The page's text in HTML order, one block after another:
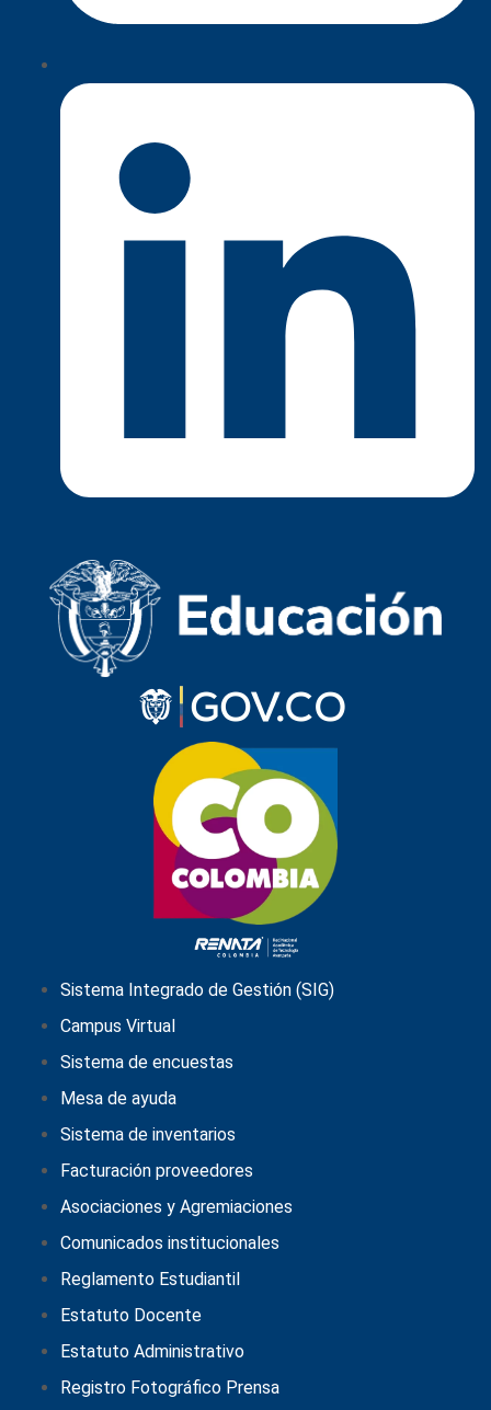
Sistema Integrado de Gestión (SIG)
Campus Virtual
Sistema de encuestas
Mesa de ayuda
Sistema de inventarios
Facturación proveedores
Asociaciones y Agremiaciones
Comunicados institucionales
Reglamento Estudiantil
Estatuto Docente
Estatuto Administrativo
Registro Fotográfico Prensa